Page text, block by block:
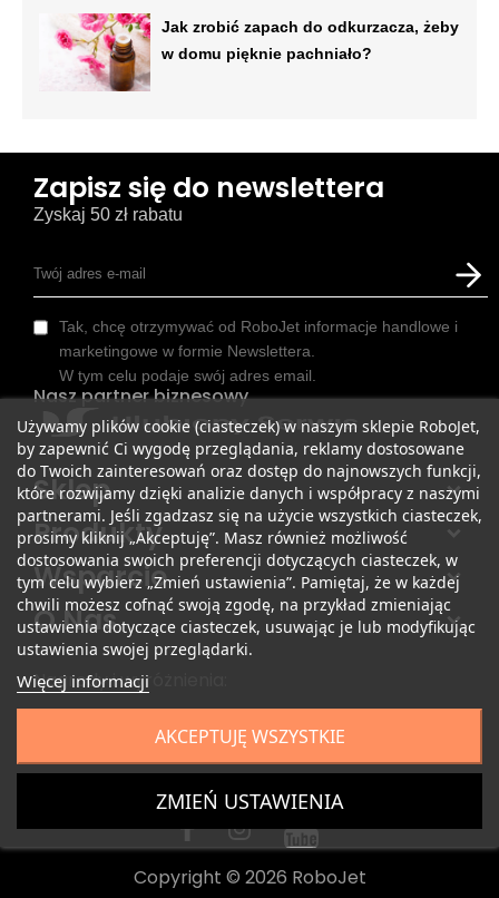
Jak zrobić zapach do odkurzacza, żeby
w domu pięknie pachniało?
Sklep
Produkty
Wsparcie
O Nas
Używamy plików cookie (ciasteczek) w naszym sklepie RoboJet,
by zapewnić Ci wygodę przeglądania, reklamy dostosowane
do Twoich zainteresowań oraz dostęp do najnowszych funkcji,
które rozwijamy dzięki analizie danych i współpracy z naszymi
partnerami. Jeśli zgadzasz się na użycie wszystkich ciasteczek,
prosimy kliknij „Akceptuję”. Masz również możliwość
dostosowania swoich preferencji dotyczących ciasteczek, w
tym celu wybierz „Zmień ustawienia”. Pamiętaj, że w każdej
chwili możesz cofnąć swoją zgodę, na przykład zmieniając
ustawienia dotyczące ciasteczek, usuwając je lub modyfikując
ustawienia swojej przeglądarki.
Więcej informacji
AKCEPTUJĘ WSZYSTKIE
ZMIEŃ USTAWIENIA
Zapisz się do newslettera
Zyskaj 50 zł rabatu
Tak, chcę otrzymywać od RoboJet informacje handlowe i
marketingowe w formie Newslettera.
W tym celu podaje swój adres email.
Nasz partner biznesowy
Nagrody i wyróżnienia:
Copyright © 2026 RoboJet